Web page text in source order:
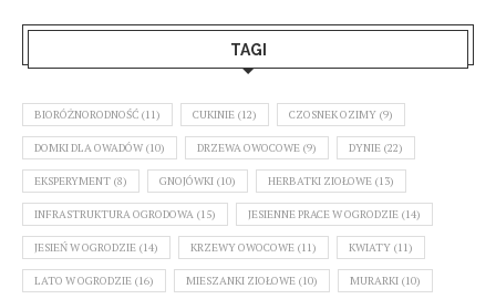
TAGI
BIORÓŻNORODNOŚĆ (11) CUKINIE (12) CZOSNEK OZIMY (9)
DOMKI DLA OWADÓW (10) DRZEWA OWOCOWE (9) DYNIE (22)
EKSPERYMENT (8) GNOJÓWKI (10) HERBATKI ZIOŁOWE (13)
INFRASTRUKTURA OGRODOWA (15) JESIENNE PRACE W OGRODZIE (14)
JESIEŃ W OGRODZIE (14) KRZEWY OWOCOWE (11) KWIATY (11)
LATO W OGRODZIE (16) MIESZANKI ZIOŁOWE (10) MURARKI (10)